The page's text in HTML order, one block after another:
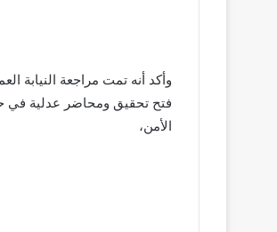
وأكد أنه تمت مراجعة النيابة
فتح تحقيق ومحاضر عدلية في
الأمن،